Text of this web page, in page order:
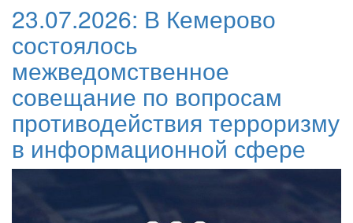
23.07.2026: В Кемерово
состоялось
межведомственное
совещание по вопросам
противодействия терроризму
в информационной сфере